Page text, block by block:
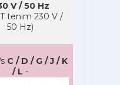
V / 50 Hz
tenim 230 V /
50 Hz)
C / D / G / J / K
/ L -